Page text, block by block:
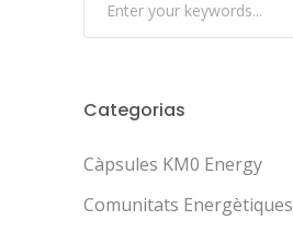
Categorias
Càpsules KM0 Energy
Comunitats Energètiques